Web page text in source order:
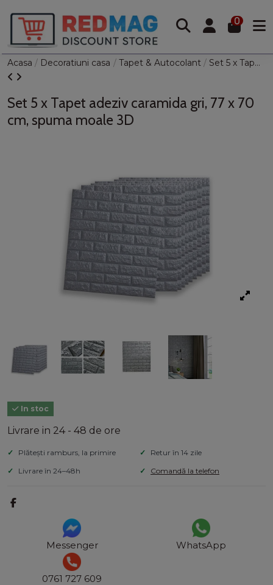
0
Acasa Decoratiuni casa Tapet & Autocolant Set 5 x Tapet adeziv caramida gri, 77 x 70 cm, spuma moale 3D
Set 5 x Tapet adeziv caramida gri, 77 x 70
cm, spuma moale 3D
In stoc
Livrare in 24 - 48 de ore
Plătești ramburs, la primire
Retur în 14 zile
Livrare în 24–48h
Comandă la telefon
Messenger WhatsApp
0761 727 609